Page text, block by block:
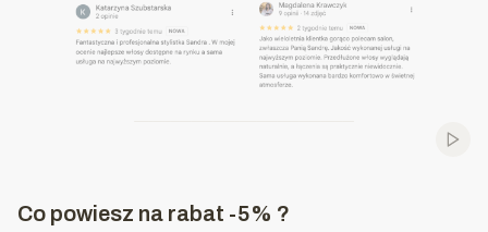
Co powiesz na rabat -5% ?